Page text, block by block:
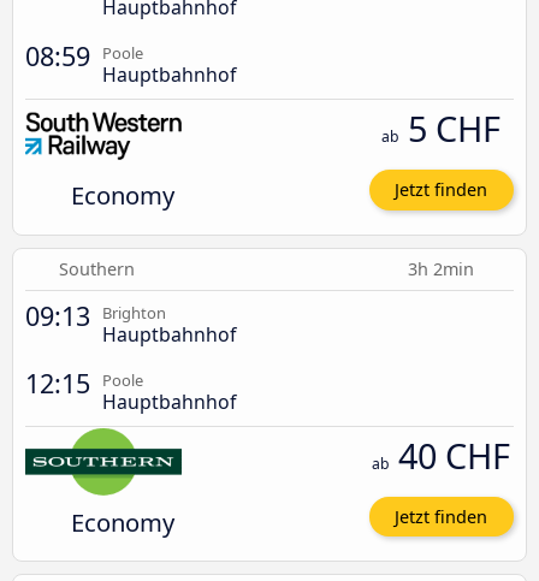
Hauptbahnhof
08:59 Poole
Hauptbahnhof
Economy
ab 5 CHF
Jetzt finden
Southern 3h 2min
09:13 Brighton
Hauptbahnhof
12:15 Poole
Hauptbahnhof
Economy
ab 40 CHF
Jetzt finden